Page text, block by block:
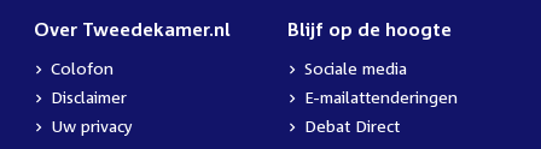
Over Tweedekamer.nl
Colofon
Disclaimer
Uw privacy
Blijf op de hoogte
Sociale media
E-mailattenderingen
Debat Direct